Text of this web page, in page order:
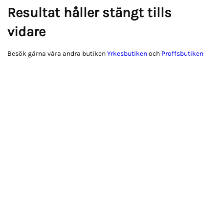
Resultat håller stängt tills
vidare
Besök gärna våra andra butikenYrkesbutikenoch Proffsbutiken